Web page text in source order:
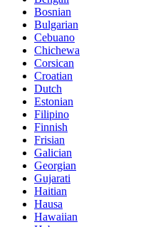
Bosnian
Bulgarian
Cebuano
Chichewa
Corsican
Croatian
Dutch
Estonian
Filipino
Finnish
Frisian
Galician
Georgian
Gujarati
Haitian
Hausa
Hawaiian